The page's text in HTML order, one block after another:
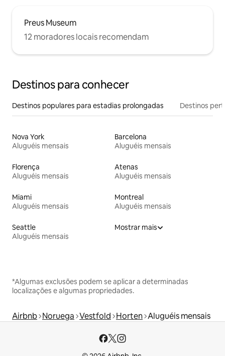
Preus Museum
12 moradores locais recomendam
Destinos para conhecer
Destinos populares para estadias prolongadas Destinos
Nova York
Aluguéis mensais
Barcelona
Aluguéis mensais
Florença
Aluguéis mensais
Atenas
Aluguéis mensais
Miami
Aluguéis mensais
Montreal
Aluguéis mensais
Seattle
Aluguéis mensais
Mostrar mais
*Algumas exclusões podem se aplicar a determinadas
localizações e algumas propriedades.
Airbnb Noruega Vestfold Horten Aluguéis mensais